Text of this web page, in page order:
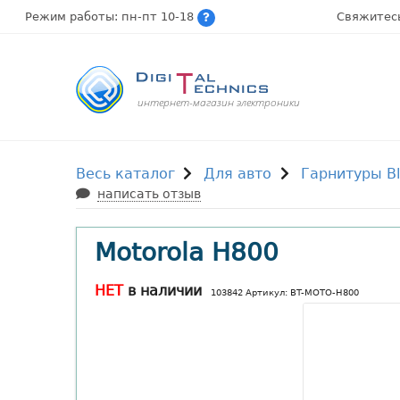
Режим работы: пн-пт 10-18
интернет-магазин электроники
Весь каталог Для авто Гарнитуры
написать отзыв
Motorola H800
НЕТв наличии 103842 Артикул: BT-MOTO-H800